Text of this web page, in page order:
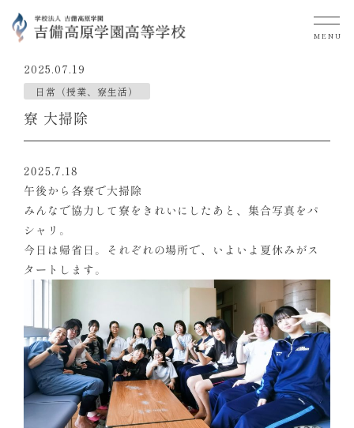
MENU
2025.07.19
日常（授業、寮生活）
寮 大掃除
2025.7.18
午後から各寮で大掃除
みんなで協力して寮をきれいにしたあと、集合写真をパ
シャリ。
今日は帰省日。それぞれの場所で、いよいよ夏休みがス
タートします。